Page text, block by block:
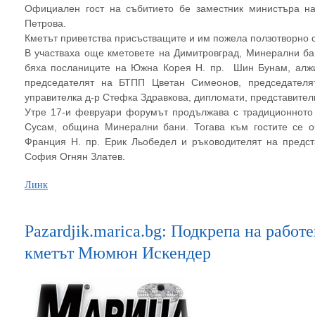
Официален гост на събитието бе заместник министъра
Петрова.
Кметът приветства присъстващите и им пожела
В участваха още кметовете на Димитровград, Минерални
бяха посланиците на Южна Корея Н. пр. Шин Бунам,
председателят на БТПП Цветан Симеонов,
управителка д-р Стефка Здравкова, дипломати,
Утре 17-и февруари форумът продължава с
Сусам, община Минерални бани. Тогава към гостите се
Франция Н. пр. Ерик Льобедел и ръководителят на
София Огнян Златев.
Линк
Pazardjik.marica.bg: Подкрепа на
кметът Мюмюн Искендер